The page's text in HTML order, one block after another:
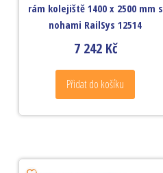
rám kolejiště 1400 x 2500 mm s
nohami RailSys 12514
7 242 Kč
Přidat do košíku